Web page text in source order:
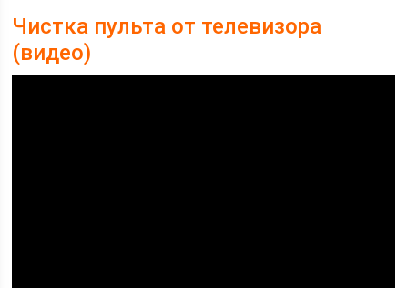
Чистка пульта от телевизора
(видео)